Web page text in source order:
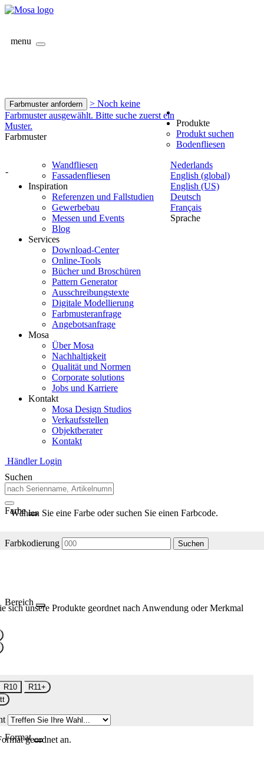
menu
Farbmuster anfordern
> Noch keine
Farbmuster ausgewählt. Bitte suche zuerst ein
Muster.
Farbmuster
-
Nederlands
English (global)
English (US)
Deutsch
Français
Sprache
Produkte
Produkt suchen
Bodenfliesen
Wandfliesen
Fassadenfliesen
Inspiration
Referenzen und Fallstudien
Gewerbebau
Messen und Events
Blog
Services
Download-Center
Online-Tools
Bücher und Broschüren
Pattern Generator
Ausschreibungstexte
Digitale Modellierung
Farbmusteranfrage
Angebotsanfrage
Mosa
Über Mosa
Nachhaltigkeit
Qualität und Normen
Corporate solutions
Jobs und Karriere
Kontakt
Mosa Design Studios
Verkaufsstellen
Objektberater
Kontakt
Händler Login
Suchen
Farbe
Wählen Sie eine Farbe oder suchen Sie einen Farbcode.
Farbkodierung Suchen
Bereich
sich unsere Produkte geordnet nach Anwendung oder Merkmal
R10
R11+
Formatgeordnet an.